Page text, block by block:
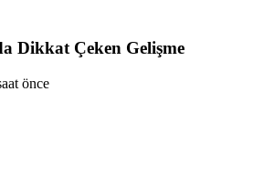
Dikkat Çeken Gelişme
önce